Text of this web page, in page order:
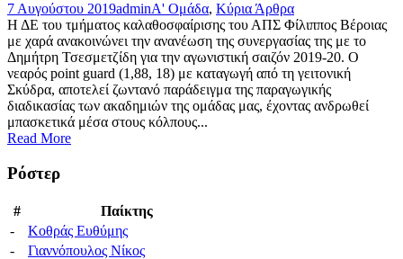
7 Αυγούστου 2019adminΑ' Ομάδα, Κύρια Άρθρα
Η ΔΕ του τμήματος καλαθοσφαίρισης του ΑΠΣ Φίλιππος Βέροιας
με χαρά ανακοινώνει την ανανέωση της συνεργασίας της με το
Δημήτρη Τσεσμετζίδη για την αγωνιστική σαιζόν 2019-20. Ο
νεαρός point guard (1,88, 18) με καταγωγή από τη γειτονική
Σκύδρα, αποτελεί ζωντανό παράδειγμα της παραγωγικής
διαδικασίας των ακαδημιών της ομάδας μας, έχοντας ανδρωθεί
μπασκετικά μέσα στους κόλπους...
Read More
Ρόστερ
#
Παίκτης
-
Κοθράς Ευθύμης
-
Γιαννόπουλος Νίκος